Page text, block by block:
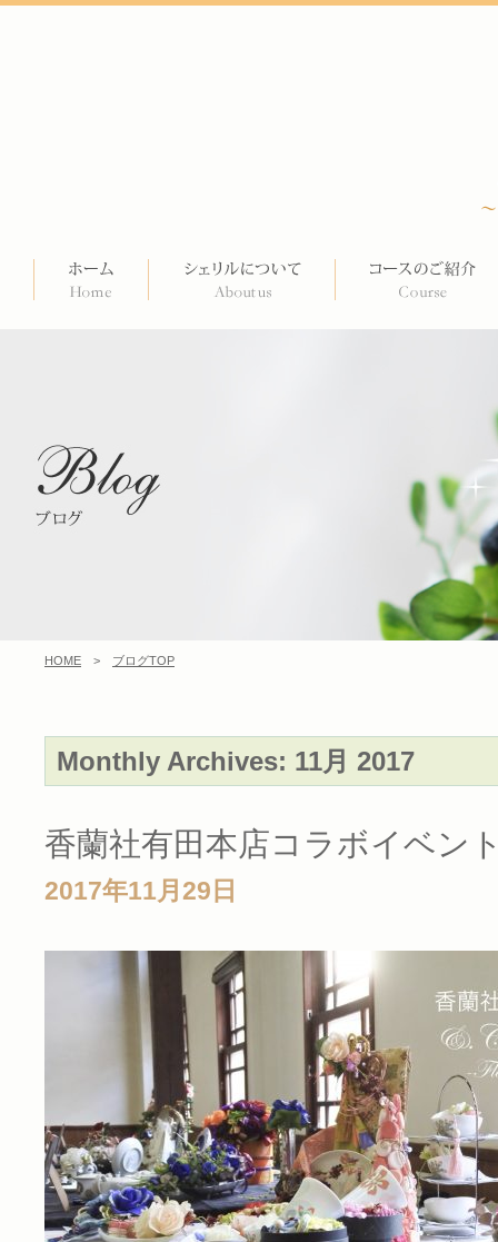
HOME > ブログTOP
Monthly Archives: 11月 2017
香蘭社有田本店コラボイベン
2017年11月29日